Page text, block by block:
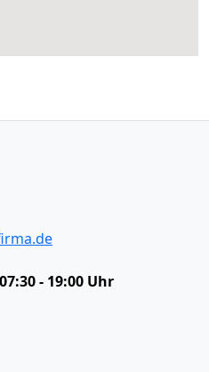
- 19:00 Uhr